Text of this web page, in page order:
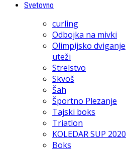
Svetovno
curling
Odbojka na mivki
Olimpijsko dviganje
uteži
Strelstvo
Skvoš
Šah
Športno Plezanje
Tajski boks
Triatlon
KOLEDAR SUP 2020
Boks